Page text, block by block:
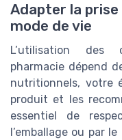
Adapter la prise
mode de vie
L’utilisation des
pharmacie dépend
nutritionnels, votre
produit et les
essentiel de
l’emballage ou par